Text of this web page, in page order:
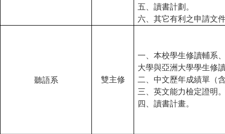
五、讀書計劃。
六、其它有利之申請文
聽語系 雙主修
一、本校學生修讀輔系
大學與亞洲大學學生修
二、中文歷年成績單（
三、英文能力檢定證明
四、讀書計畫。